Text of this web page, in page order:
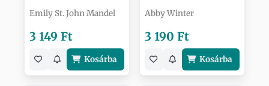
Emily St. John Mandel
3 149 Ft
Kosárba
Abby Winter
3 190 Ft
Kosárba